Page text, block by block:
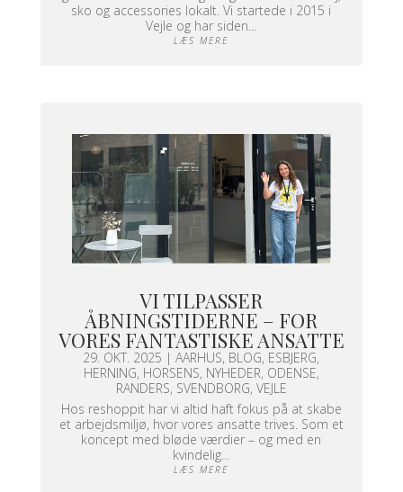
sko og accessories lokalt. Vi startede i 2015 i
Vejle og har siden...
LÆS MERE
VI TILPASSER
ÅBNINGSTIDERNE – FOR
VORES FANTASTISKE ANSATTE
29. OKT. 2025 |AARHUS, BLOG, ESBJERG,
HERNING, HORSENS, NYHEDER, ODENSE,
RANDERS, SVENDBORG, VEJLE
Hos reshoppit har vi altid haft fokus på at skabe
et arbejdsmiljø, hvor vores ansatte trives. Som et
koncept med bløde værdier – og med en
kvindelig...
LÆS MERE